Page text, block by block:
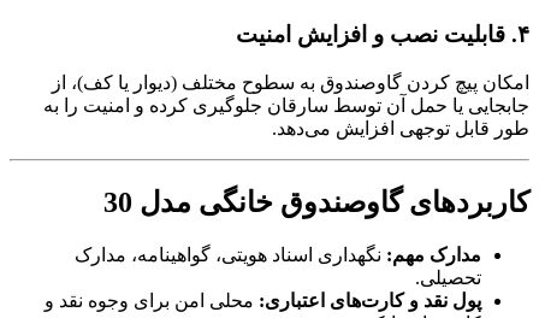
۴. قابلیت نصب و افزایش امنیت
امکان پیچ کردن گاوصندوق به سطوح مختلف (دیوار یا کف)، از
جابجایی یا حمل آن توسط سارقان جلوگیری کرده و امنیت را به
طور قابل توجهی افزایش می‌دهد.
کاربردهای گاوصندوق خانگی مدل 30
مدارک مهم: نگهداری اسناد هویتی، گواهینامه، مدارک
تحصیلی.
پول نقد و کارت‌های اعتباری: محلی امن برای وجوه نقد و